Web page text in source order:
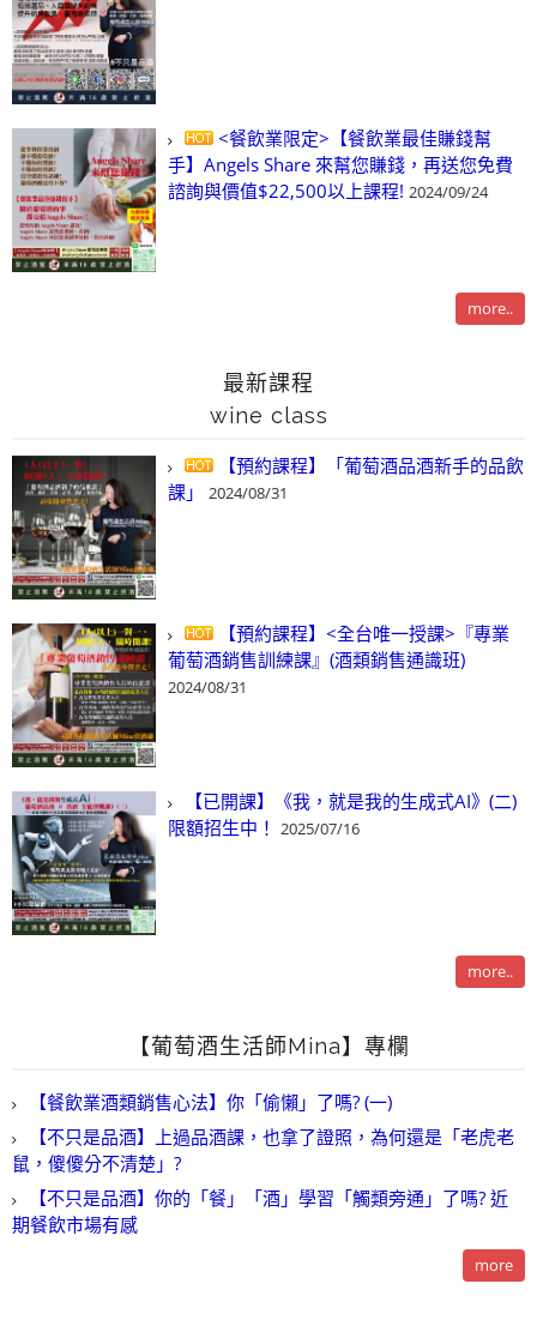
<餐飲業限定>【餐飲業最佳賺錢幫
手】Angels Share 來幫您賺錢，再送您免費
諮詢與價值$22,500以上課程! 2024/09/24
more..
最新課程
wine class
【預約課程】「葡萄酒品酒新手的品飲
課」
2024/08/31
【預約課程】<全台唯一授課>『專業
葡萄酒銷售訓練課』(酒類銷售通識班)
2024/08/31
【已開課】《我，就是我的生成式AI》(二)
限額招生中！ 2025/07/16
more..
【葡萄酒生活師Mina】專欄
【餐飲業酒類銷售心法】你「偷懶」了嗎? (一)
【不只是品酒】上過品酒課，也拿了證照，為何還是「老虎老
鼠，傻傻分不清楚」?
【不只是品酒】你的「餐」「酒」學習「觸類旁通」了嗎? 近
期餐飲市場有感
more